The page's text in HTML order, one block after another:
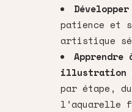
patience et
artistique
Apprendre
illustration
par étape,
l’aquarelle